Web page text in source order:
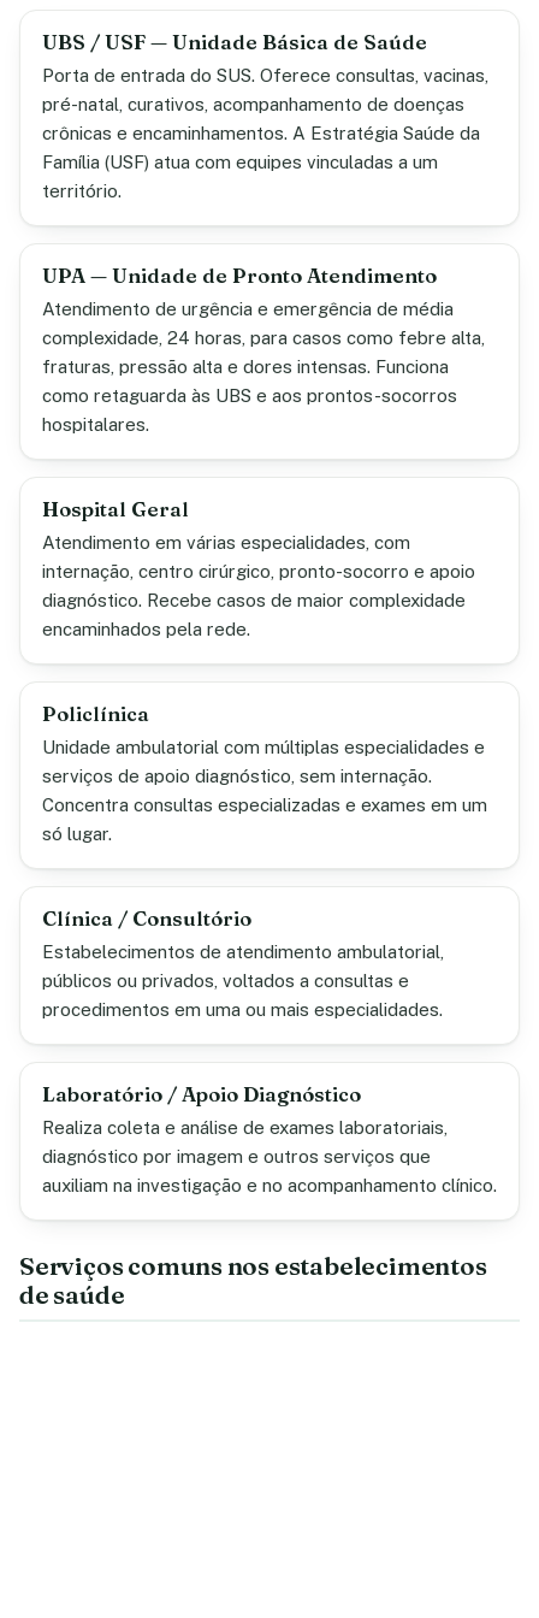
UBS / USF — Unidade Básica de Saúde
Porta de entrada do SUS. Oferece consultas, vacinas,
pré-natal, curativos, acompanhamento de doenças
crônicas e encaminhamentos. A Estratégia Saúde da
Família (USF) atua com equipes vinculadas a um
território.
UPA — Unidade de Pronto Atendimento
Atendimento de urgência e emergência de média
complexidade, 24 horas, para casos como febre alta,
fraturas, pressão alta e dores intensas. Funciona
como retaguarda às UBS e aos prontos-socorros
hospitalares.
Hospital Geral
Atendimento em várias especialidades, com
internação, centro cirúrgico, pronto-socorro e apoio
diagnóstico. Recebe casos de maior complexidade
encaminhados pela rede.
Policlínica
Unidade ambulatorial com múltiplas especialidades e
serviços de apoio diagnóstico, sem internação.
Concentra consultas especializadas e exames em um
só lugar.
Clínica / Consultório
Estabelecimentos de atendimento ambulatorial,
públicos ou privados, voltados a consultas e
procedimentos em uma ou mais especialidades.
Laboratório / Apoio Diagnóstico
Realiza coleta e análise de exames laboratoriais,
diagnóstico por imagem e outros serviços que
auxiliam na investigação e no acompanhamento clínico.
Serviços comuns nos estabelecimentos
de saúde